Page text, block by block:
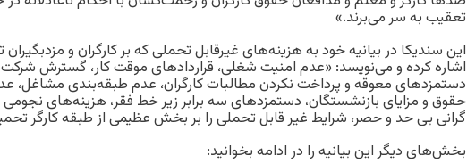
تعقیب به سر می‌برند.»
این سندیکا در بیانیه خود به هزینه‌های غیرقابل تحملی که بر کارگران و
اشاره کرده و می‌نویسد: «عدم امنیت شغلی، قراردادهای موقت کار، گسترش
دستمزدهای معوقه و پرداخت نکردن مطالبات کارگران، عدم طبقه‌بندی
حقوق و ‌مزایای بازنشستگان، دستمزدهای سه برابر زیر خط فقر، هزینه‌های
گرانی بی حد و‌ حصر، شرایط غیر قابل تحملی را بر بخش عظیمی از طبقه کارگر
بخش‌های دیگر این بیانیه را در ادامه بخوانید: